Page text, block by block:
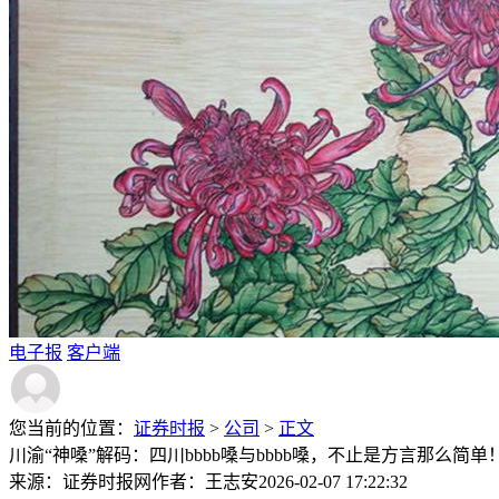
电子报 客户端
您当前的位置： 证券时报 > 公司 > 正文
川渝“神嗓”解码：四川bbbb嗓与bbbb嗓，不止是方言那么简单
来源：证券时报网作者：王志安2026-02-07 17:22:32